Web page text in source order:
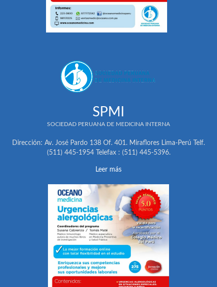
SPMI
SOCIEDAD PERUANA DE MEDICINA INTERNA
Dirección: Av. José Pardo 138 Of. 401. Miraflores Lima-Perú Telf.
(511) 445-1954 Telefax : (511) 445-5396.
Leer más